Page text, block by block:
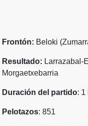
Frontón: Beloki
Resultado: Larrazabal-
Morgaetxebarria
Duración del partido: 1
Pelotazos: 851